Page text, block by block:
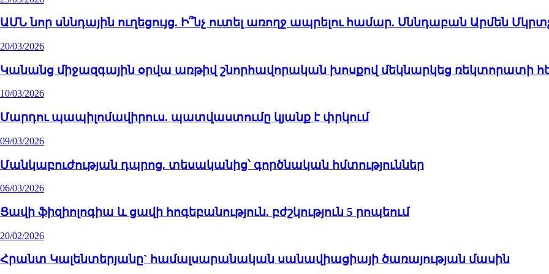
ԱՄՆ նոր սննդային ուղեցույց. Ի՞նչ ուտել առողջ ապրելու համար. Սննդաբան Արմեն
20/03/2026
Կանանց միջազգային օրվա առթիվ շնորհավորական խոսքով մեկնարկեց ռեկտորատի
10/03/2026
Մարդու պապիլոմավիրուս. պատվաստումը կյանք է փրկում
09/03/2026
Մանկաբուժության դպրոց. տեսականից՝ գործնական հմտություններ
06/03/2026
Ցավի ֆիզիոլոգիա և ցավի հոգեբանություն. բժշկություն 5 րոպեում
20/02/2026
Հրանտ Կալենտերյանը` համալսարանական սանավիացիայի ծառայության մասին